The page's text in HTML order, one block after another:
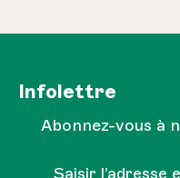
Infolettre
Abonnez-vous à
Adresse e-mail*